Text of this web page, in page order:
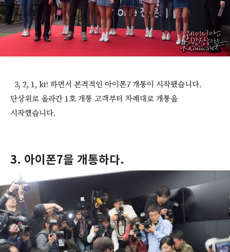
3, 2, 1, kt! 하면서 본격적인 아이폰7 개통이 시작됐습니다.
단상위로 올라간 1호 개통 고객부터 차례대로 개통을
시작했습니다.
3. 아이폰7을 개통하다.